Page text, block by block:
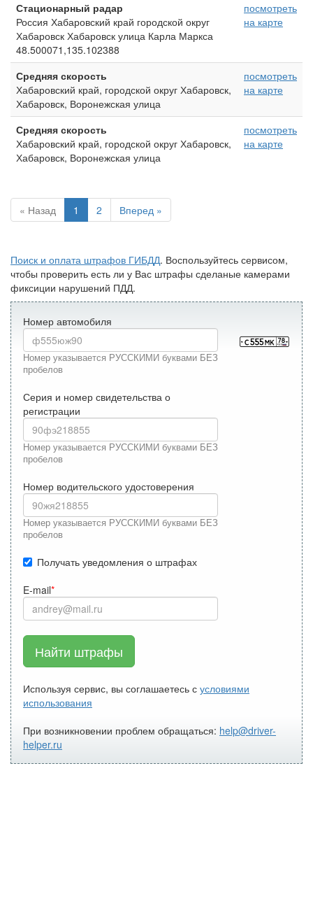
Стационарный радар
Россия Хабаровский край городской округ
Хабаровск Хабаровск улица Карла Маркса
48.500071,135.102388
посмотреть
на карте
Средняя скорость
Хабаровский край, городской округ Хабаровск,
Хабаровск, Воронежская улица
посмотреть
на карте
Средняя скорость
Хабаровский край, городской округ Хабаровск,
Хабаровск, Воронежская улица
посмотреть
на карте
« Назад 1 2 Вперед »
Поиск и оплата штрафов ГИБДД. Воспользуйтесь сервисом,
чтобы проверить есть ли у Вас штрафы сделаные камерами
фиксиции нарушений ПДД.
Номер автомобиля
Номер указывается РУССКИМИ буквами БЕЗ
пробелов
Серия и номер свидетельства о
регистрации
Номер указывается РУССКИМИ буквами БЕЗ
пробелов
Номер водительского удостоверения
Номер указывается РУССКИМИ буквами БЕЗ
пробелов
Получать уведомления о штрафах
E-mail
Найти штрафы
Используя сервис, вы соглашаетесь с условиями
использования
При возникновении проблем обращаться: help@driver-
helper.ru